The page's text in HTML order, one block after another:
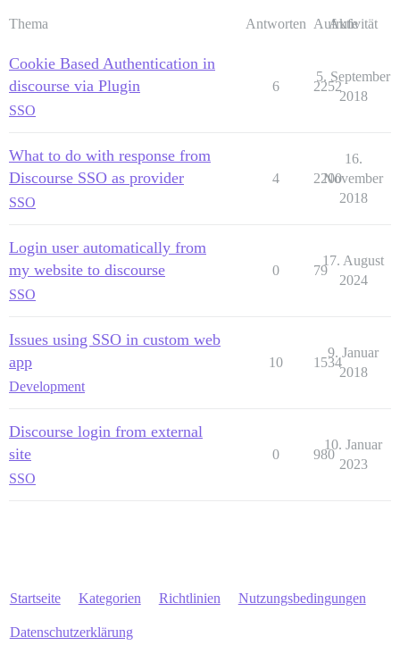
Thema Antworten Aufrufe
Aktivität
Cookie Based Authentication in
discourse via Plugin
SSO
6 2252
5. September
2018
What to do with response from
Discourse SSO as provider
SSO
4 2200
16.
November
2018
Login user automatically from
my website to discourse
SSO
0 79
17. August
2024
Issues using SSO in custom web
app
Development
10 1534
9. Januar
2018
Discourse login from external
site
SSO
0 980
10. Januar
2023
Startseite Kategorien Richtlinien Nutzungsbedingungen
Datenschutzerklärung